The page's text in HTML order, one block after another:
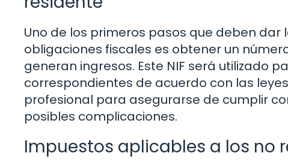
Uno de los primeros pasos que deben
obligaciones fiscales es obtener un
generan ingresos. Este NIF será utilizado
correspondientes de acuerdo con las
profesional para asegurarse de cumplir
posibles complicaciones.
Impuestos aplicables a los no